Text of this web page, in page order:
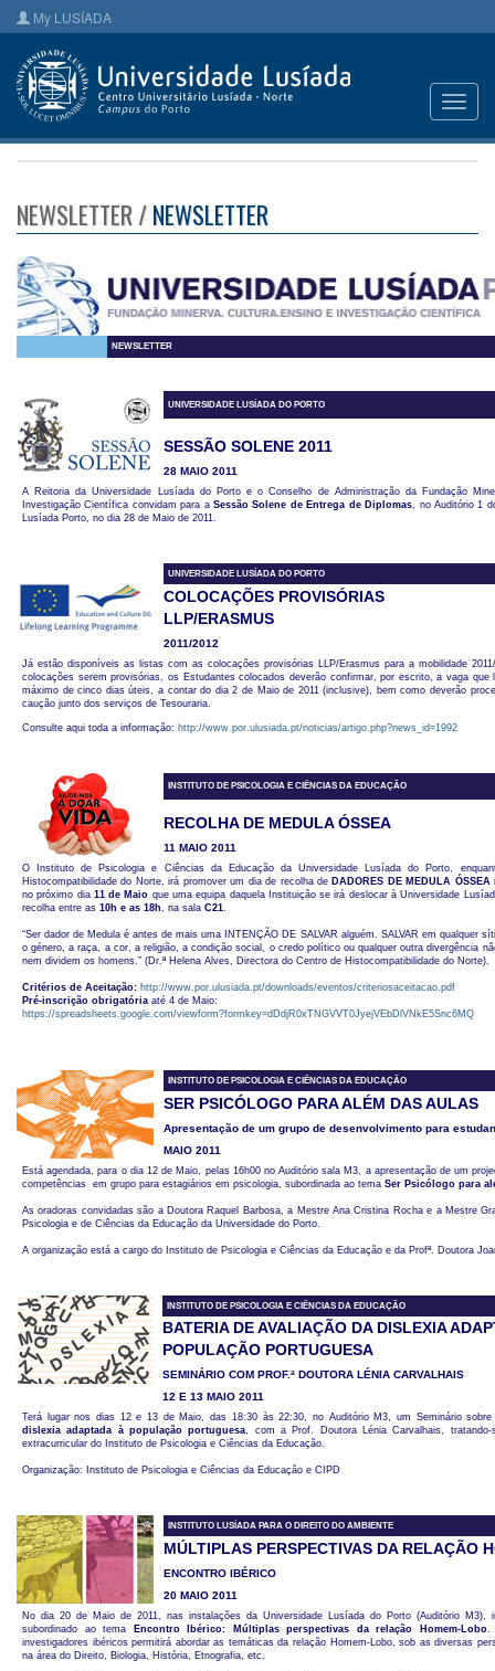
My LUSÍADA
NEWSLETTER /NEWSLETTER
NEWSLETTER
UNIVERSIDADE LUSÍADA DO PORTO
SESSÃO SOLENE 2011
28 MAIO 2011
A Reitoria da Universidade Lusíada do Porto e o Conselho de Administração da Fundação
Investigação Científica convidam para aSessão Solene de Entrega de Diplomas, no Auditório 1
Lusíada Porto, no dia 28 de Maio de 2011.
UNIVERSIDADE LUSÍADA DO PORTO
COLOCAÇÕES PROVISÓRIAS
LLP/ERASMUS
2011/2012
Já estão disponíveis as listas com as colocações provisórias LLP/Erasmus para a mobilidade
colocações serem provisórias, os Estudantes colocados deverão confirmar, por escrito, a vaga que
máximo de cinco dias úteis, a contar do dia 2 de Maio de 2011 (inclusive), bem como deverão
caução junto dos serviços de Tesouraria.
Consulte aqui toda a informação: http://www.por.ulusiada.pt/noticias/artigo.php?news_id=1992
INSTITUTO DE PSICOLOGIA E CIÊNCIAS DA EDUCAÇÃO
RECOLHA DE MEDULA ÓSSEA
11 MAIO 2011
O Instituto de Psicologia e Ciências da Educação da Universidade Lusíada do Porto,
Histocompatibilidade do Norte, irá promover um dia de recolha de DADORES DE MEDULA ÓSSEA
no próximo dia 11 de Maio que uma equipa daquela Instituição se irá deslocar à Universidade
recolha entre as 10h e as 18h, na sala C21.
“Ser dador de Medula é antes de mais uma INTENÇÃO DE SALVAR alguém. SALVAR em qualquer
o género, a raça, a cor, a religião, a condição social, o credo político ou qualquer outra divergência
nem dividem os homens.” (Dr.ª Helena Alves, Directora do Centro de Histocompatibilidade do Norte).
Critérios de Aceitação: http://www.por.ulusiada.pt/downloads/eventos/criteriosaceitacao.pdf
Pré-inscrição obrigatória até 4 de Maio:
https://spreadsheets.google.com/viewform?formkey=dDdjR0xTNGVVT0JyejVEbDlVNkE5Snc6MQ
INSTITUTO DE PSICOLOGIA E CIÊNCIAS DA EDUCAÇÃO
SER PSICÓLOGO PARA ALÉM DAS AULAS
Apresentação de um grupo de desenvolvimento para
MAIO 2011
Está agendada, para o dia 12 de Maio, pelas 16h00 no Auditório sala M3, a apresentação de um
competências em grupo para estagiários em psicologia, subordinada ao tema Ser Psicólogo para
As oradoras convidadas são a Doutora Raquel Barbosa, a Mestre Ana Cristina Rocha e a Mestre
Psicologia e de Ciências da Educação da Universidade do Porto.
A organização está a cargo do Instituto de Psicologia e Ciências da Educação e da Profª. Doutora
INSTITUTO DE PSICOLOGIA E CIÊNCIAS DA EDUCAÇÃO
BATERIA DE AVALIAÇÃO DA DISLEXIA
POPULAÇÃO PORTUGUESA
SEMINÁRIO COM PROF.ª DOUTORA LÉNIA CARVALHAIS
12 E 13 MAIO 2011
Terá lugar nos dias 12 e 13 de Maio, das 18:30 às 22:30, no Auditório M3, um Seminário
dislexia adaptada à população portuguesa, com a Prof. Doutora Lénia Carvalhais,
extracurricular do Instituto de Psicologia e Ciências da Educação.
Organização: Instituto de Psicologia e Ciências da Educação e CIPD
INSTITUTO LUSÍADA PARA O DIREITO DO AMBIENTE
MÚLTIPLAS PERSPECTIVAS DA RELAÇÃO
ENCONTRO IBÉRICO
20 MAIO 2011
No dia 20 de Maio de 2011, nas instalações da Universidade Lusíada do Porto (Auditório M3),
subordinado ao tema
Encontro Ibérico: Múltiplas perspectivas da relação Homem-Lobo.
investigadores ibéricos permitirá abordar as temáticas da relação Homem-Lobo, sob as diversas
na área do Direito, Biologia, História, Etnografia, etc.